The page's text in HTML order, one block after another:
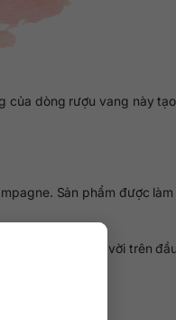
của dòng rượu vang này
Sản phẩm được
nghiệm tuyệt vời trên